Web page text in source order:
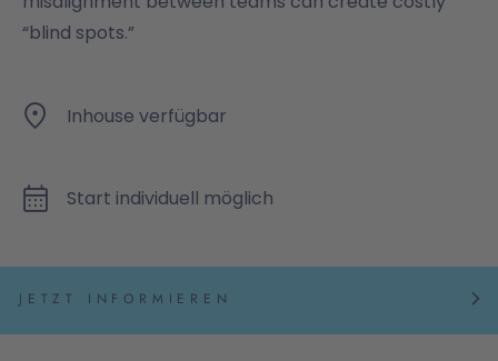
“blind spots.”
Inhouse verfügbar
Start individuell möglich
JETZT INFORMIEREN